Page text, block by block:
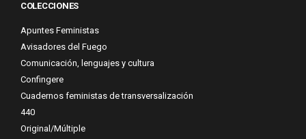
COLECCIONES
Apuntes Feministas
Avisadores del Fuego
Comunicación, lenguajes y cultura
Confingere
Cuadernos feministas de transversalización
440
Original/Múltiple